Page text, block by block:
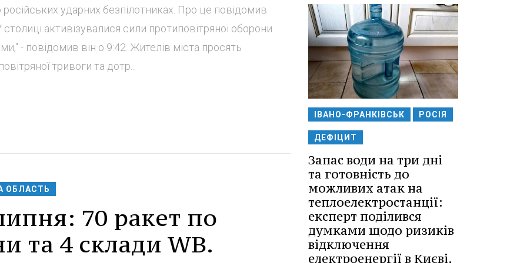
ударних безпілотниках. Про це повідомив
активізувалися сили протиповітряної оборони
- повідомив він о 9:42. Жителів міста просять
тривоги та дотр...
ОБЛАСТЬ
70 ракет по
та 4 склади WB.
ІВАНО-ФРАНКІВСЬК РОСІЯ
ДЕФІЦИТ
Запас води на три дні
та готовність до
можливих атак на
теплоелектростанції:
експерт поділився
думками щодо ризиків
відключення
електроенергії в Києві.